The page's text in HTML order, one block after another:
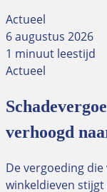
Actueel
6 augustus 2026
1 minuut leestijd
Actueel
verhoogd
De vergoeding
winkeldieven